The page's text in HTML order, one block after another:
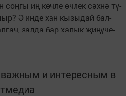
иң көч­ле өч­лек сәх­нә тү­
Ә ин­де хан кы­зы­дай бал­
зал­да бар ха­лык җи­ңү­че­
и интересным в